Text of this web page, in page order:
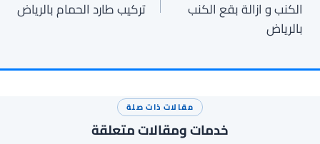
الكنب و ازالة بقع الكنب
بالرياض
تركيب طارد الحمام بالرياض
مقالات ذات صلة
خدمات ومقالات متعلقة